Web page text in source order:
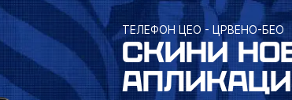
ТЕЛЕФОН ЦЕО - ЦРВЕНО-БЕО
СКИНИ